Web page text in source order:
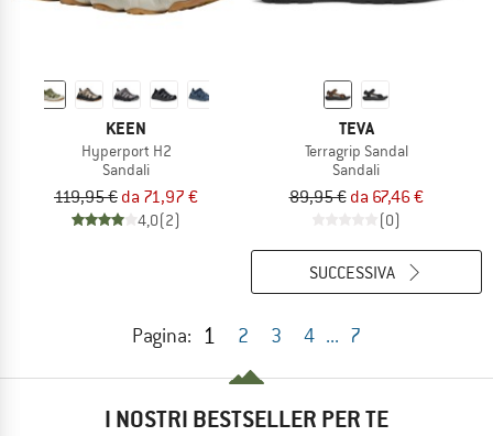
KEEN
Hyperport H2
Sandali
119,95 € da 71,97 €
4,0(2)
TEVA
Terragrip Sandal
Sandali
89,95 € da 67,46 €
(0)
Pagina: 1 2 3 4 ... 7
SUCCESSIVA
I NOSTRI BESTSELLER PER TE